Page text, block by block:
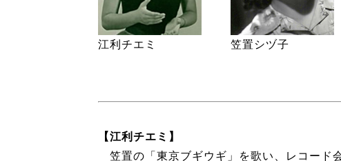
江利チエミ 笠置シヅ子
【江利チエミ】
笠置の「東京ブギウギ」を歌い、レコード